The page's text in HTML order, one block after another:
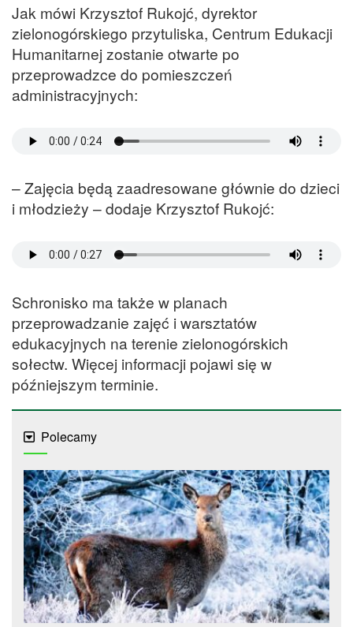
Jak mówi Krzysztof Rukojć, dyrektor
zielonogórskiego przytuliska, Centrum Edukacji
Humanitarnej zostanie otwarte po
przeprowadzce do pomieszczeń
administracyjnych:
– Zajęcia będą zaadresowane głównie do dzieci
i młodzieży – dodaje Krzysztof Rukojć:
Schronisko ma także w planach
przeprowadzanie zajęć i warsztatów
edukacyjnych na terenie zielonogórskich
sołectw. Więcej informacji pojawi się w
późniejszym terminie.
Polecamy